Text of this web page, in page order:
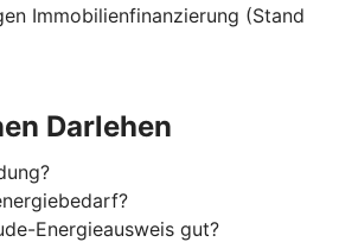
Immobilienfinanzierung (Stand
Darlehen
Energieausweis gut?